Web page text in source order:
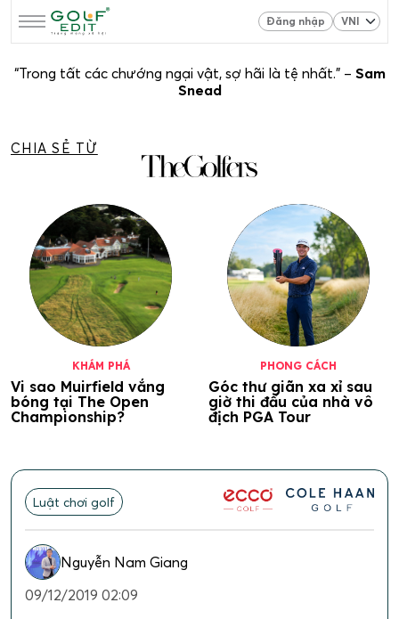
Đăng nhập
“Trong tất các chướng ngại vật, sợ hãi là tệ nhất.” – Sam
Snead
CHIA SẺ TỪ
KHÁM PHÁ
Vi sao Muirfield vắng
bóng tại The Open
Championship?
PHONG CÁCH
Góc thư giãn xa xỉ sau
giờ thi đấu của nhà vô
địch PGA Tour
Luật chơi golf
Nguyễn Nam Giang
09/12/2019 02:09